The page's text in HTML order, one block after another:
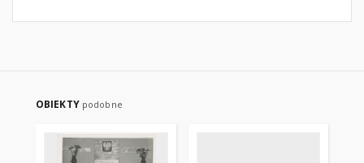
OBIEKTY podobne